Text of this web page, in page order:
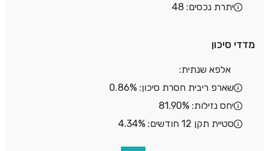
יתרת נכסים: 48
מדדי סיכון
אלפא שנתית:
שארפ ריבית חסרת סיכון: 0.86%
יחס נזילות: 81.90%
סטיית תקן 12 חודשים: 4.34%